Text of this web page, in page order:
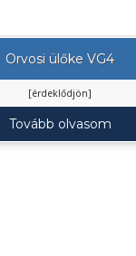
Orvosi ülőke VG4
[érdeklődjön]
Tovább olvasom